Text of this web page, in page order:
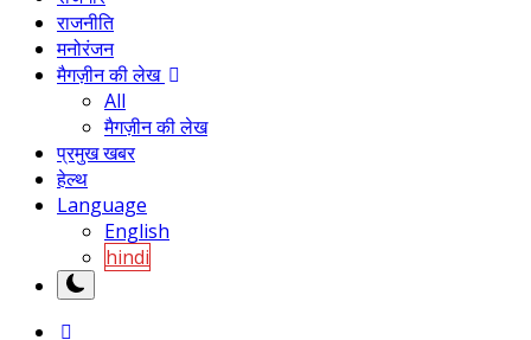
राजनीति
मनोरंजन
मैगज़ीन की लेख
All
मैगज़ीन की लेख
प्रमुख खबर
हेल्थ
Language
English
hindi